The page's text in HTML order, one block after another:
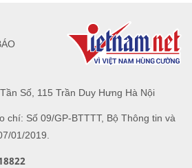
Số, 115 Trần Duy Hưng Hà Nội
chí: Số 09/GP-BTTTT, Bộ Thông tin và
01/2019.